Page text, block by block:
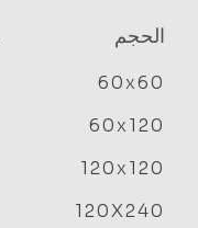
الحجم
60x60
60x120
120x120
120X240